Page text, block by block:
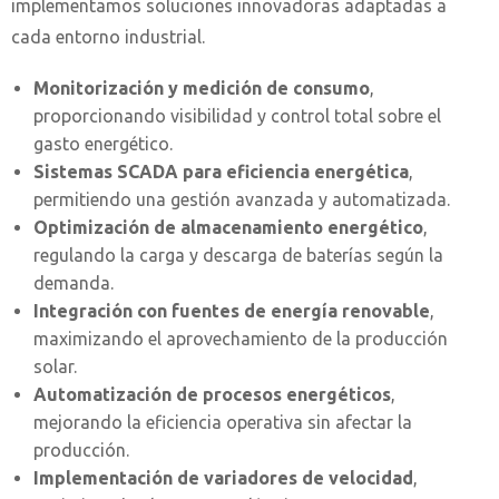
implementamos soluciones innovadoras adaptadas a
cada entorno industrial.
Monitorización y medición de consumo,
proporcionando visibilidad y control total sobre el
gasto energético.
Sistemas SCADA para eficiencia energética,
permitiendo una gestión avanzada y automatizada.
Optimización de almacenamiento energético,
regulando la carga y descarga de baterías según la
demanda.
Integración con fuentes de energía renovable,
maximizando el aprovechamiento de la producción
solar.
Automatización de procesos energéticos,
mejorando la eficiencia operativa sin afectar la
producción.
Implementación de variadores de velocidad,